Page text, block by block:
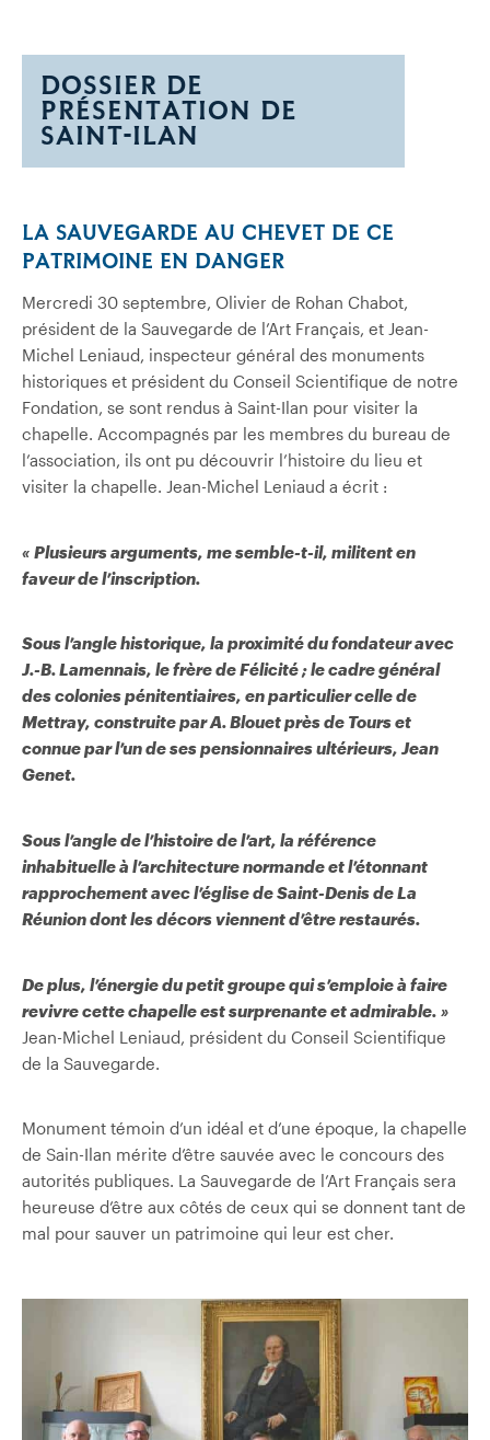
DOSSIER DE
PRÉSENTATION DE
SAINT-ILAN
LA SAUVEGARDE AU CHEVET DE CE
PATRIMOINE EN DANGER
Mercredi 30 septembre, Olivier de Rohan Chabot,
président de la Sauvegarde de l’Art Français, et Jean-
Michel Leniaud, inspecteur général des monuments
historiques et président du Conseil Scientifique de notre
Fondation, se sont rendus à Saint-Ilan pour visiter la
chapelle. Accompagnés par les membres du bureau de
l’association, ils ont pu découvrir l’histoire du lieu et
visiter la chapelle. Jean-Michel Leniaud a écrit :
« Plusieurs arguments, me semble-t-il, militent en
faveur de l’inscription.
Sous l’angle historique, la proximité du fondateur avec
J.-B. Lamennais, le frère de Félicité ; le cadre général
des colonies pénitentiaires, en particulier celle de
Mettray, construite par A. Blouet près de Tours et
connue par l’un de ses pensionnaires ultérieurs, Jean
Genet.
Sous l’angle de l’histoire de l’art, la référence
inhabituelle à l’architecture normande et l’étonnant
rapprochement avec l’église de Saint-Denis de La
Réunion dont les décors viennent d’être restaurés.
De plus, l’énergie du petit groupe qui s’emploie à faire
revivre cette chapelle est surprenante et admirable. »
Jean-Michel Leniaud, président du Conseil Scientifique
de la Sauvegarde.
Monument témoin d’un idéal et d’une époque, la chapelle
de Sain-Ilan mérite d’être sauvée avec le concours des
autorités publiques. La Sauvegarde de l’Art Français sera
heureuse d’être aux côtés de ceux qui se donnent tant de
mal pour sauver un patrimoine qui leur est cher.